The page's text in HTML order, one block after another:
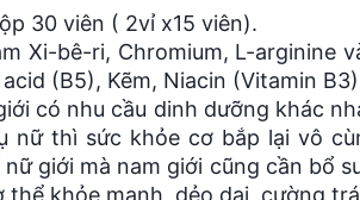
30 viên ( 2vỉ x15 viên).
Xi-bê-ri, Chromium, L-arginine
(B5), Kẽm, Niacin (Vitamin
có nhu cầu dinh dưỡng khác
nữ thì sức khỏe cơ bắp lại vô
giới mà nam giới cũng cần bổ
khỏe mạnh, dẻo dai, cường